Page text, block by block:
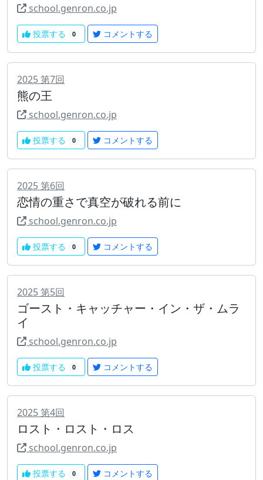
school.genron.co.jp
投票する 0 コメントする
2025第7回
熊の王
school.genron.co.jp
投票する 0 コメントする
2025第6回
恋情の重さで真空が破れる前に
school.genron.co.jp
投票する 0 コメントする
2025第5回
ゴースト・キャッチャー・イン・ザ・ムラ
イ
school.genron.co.jp
投票する 0 コメントする
2025第4回
ロスト・ロスト・ロス
school.genron.co.jp
投票する 0 コメントする